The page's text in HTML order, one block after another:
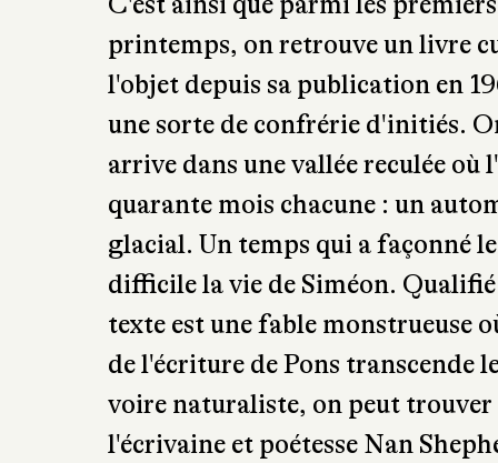
printemps, on retrouve un livre
l'objet depuis sa publication en
une sorte de confrérie d'initiés.
arrive dans une vallée reculée où
quarante mois chacune : un
glacial. Un temps qui a façonné
difficile la vie de Siméon.
texte est une fable monstrueuse
de l'écriture de Pons transcende
voire naturaliste, on peut trouver
l'écrivaine et poétesse Nan